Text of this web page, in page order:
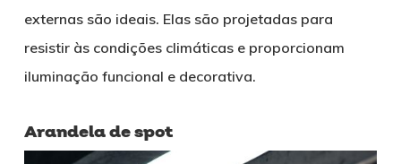
externas são ideais. Elas são projetadas para
resistir às condições climáticas e proporcionam
iluminação funcional e decorativa.
Arandela de spot